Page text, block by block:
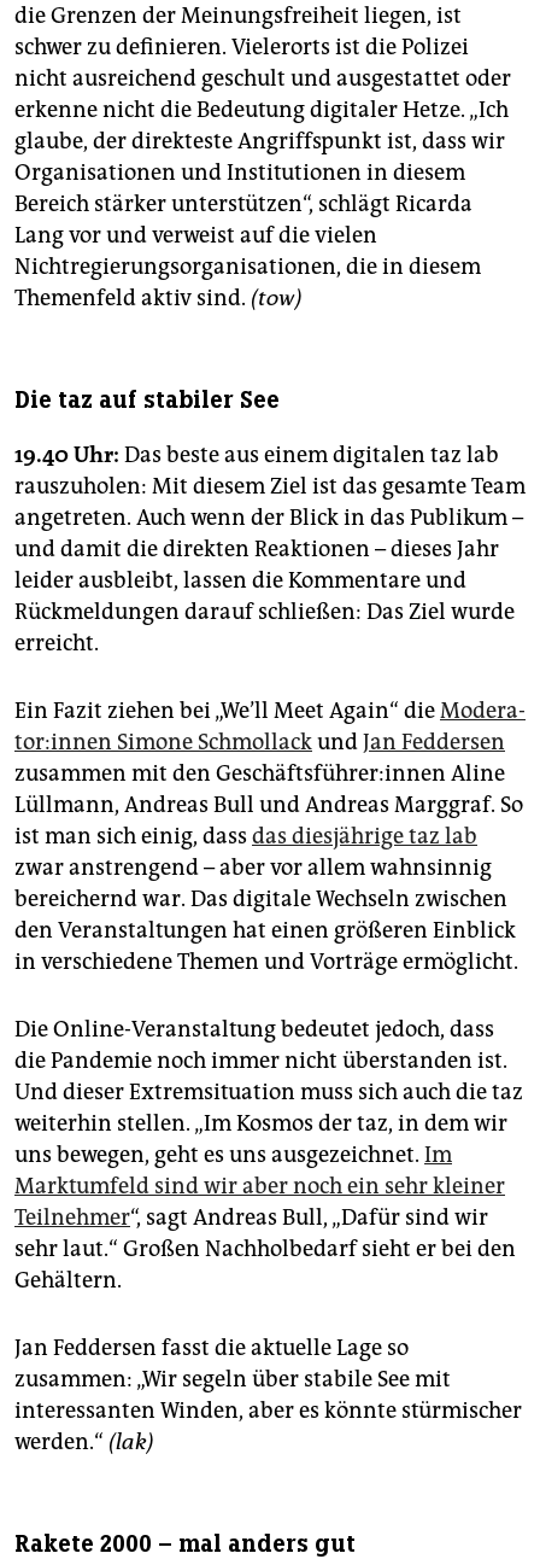
die Grenzen der Meinungsfreiheit liegen, ist
schwer zu definieren. Vielerorts ist die Polizei
nicht ausreichend geschult und ausgestattet oder
erkenne nicht die Bedeutung digitaler Hetze. „Ich
glaube, der direkteste Angriffspunkt ist, dass wir
Organisationen und Institutionen in diesem
Bereich stärker unterstützen“, schlägt Ricarda
Lang vor und verweist auf die vielen
Nichtregierungsorganisationen, die in diesem
Themenfeld aktiv sind. (tow)
Die taz auf stabiler See
19.40 Uhr: Das beste aus einem digitalen taz lab
rauszuholen: Mit diesem Ziel ist das gesamte Team
angetreten. Auch wenn der Blick in das Publikum –
und damit die direkten Reaktionen – dieses Jahr
leider ausbleibt, lassen die Kommentare und
Rückmeldungen darauf schließen: Das Ziel wurde
erreicht.
Ein Fazit ziehen bei „We’ll Meet Again“ dieMo­de­ra­
to­r:in­nen Simone SchmollackundJan Feddersen
zusammen mit den Ge­schäfts­füh­re­r:in­nen Aline
Lüllmann, Andreas Bull und Andreas Marggraf. So
ist man sich einig, dass das diesjährige taz lab
zwar anstrengend – aber vor allem wahnsinnig
bereichernd war. Das digitale Wechseln zwischen
den Veranstaltungen hat einen größeren Einblick
in verschiedene Themen und Vorträge ermöglicht.
Die Online-Veranstaltung bedeutet jedoch, dass
die Pandemie noch immer nicht überstanden ist.
Und dieser Extremsituation muss sich auch die taz
weiterhin stellen. „Im Kosmos der taz, in dem wir
uns bewegen, geht es uns ausgezeichnet. Im
Marktumfeld sind wir aber noch ein sehr kleiner
Teilnehmer“, sagt Andreas Bull, „Dafür sind wir
sehr laut.“ Großen Nachholbedarf sieht er bei den
Gehältern.
Jan Feddersen fasst die aktuelle Lage so
zusammen: „Wir segeln über stabile See mit
interessanten Winden, aber es könnte stürmischer
werden.“ (lak)
Rakete 2000 – mal anders gut